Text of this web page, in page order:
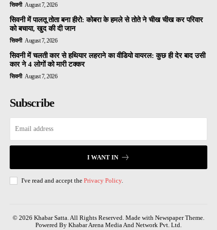
सिवनी August 7, 2026
सिवनी में पालतू तोता बना हीरो: कोबरा के हमले से तोते ने चीख चीख कर परिवार
को बचाया, खुद की दी जान
सिवनी August 7, 2026
सिवनी में चलती कार से हथियार लहराने का वीडियो वायरल: कुछ ही देर बाद उसी
कार ने 4 लोगों को मारी टक्कर
सिवनी August 7, 2026
Subscribe
I WANT IN
I've read and accept the Privacy Policy.
© 2026 Khabar Satta. All Rights Reserved. Made with Newspaper Theme.
Powered By Khabar Arena Media And Network Pvt. Ltd.